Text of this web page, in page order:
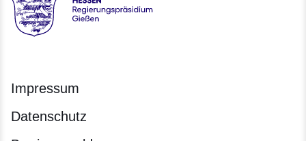
Hessen - Regierungspräsidium Gießen
Impressum
Datenschutz